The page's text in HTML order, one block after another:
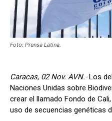
Foto: Prensa Latina.
Caracas, 02 Nov. AVN.- Los
Naciones Unidas sobre
crear el llamado Fondo de
uso de secuencias genéticas